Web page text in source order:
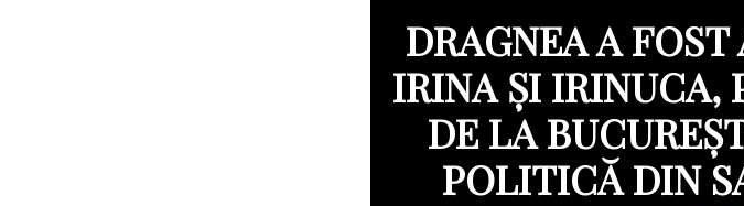
DRAGNEA A
IRINA ȘI IRINUCA,
DE LA
POLITICĂ DIN